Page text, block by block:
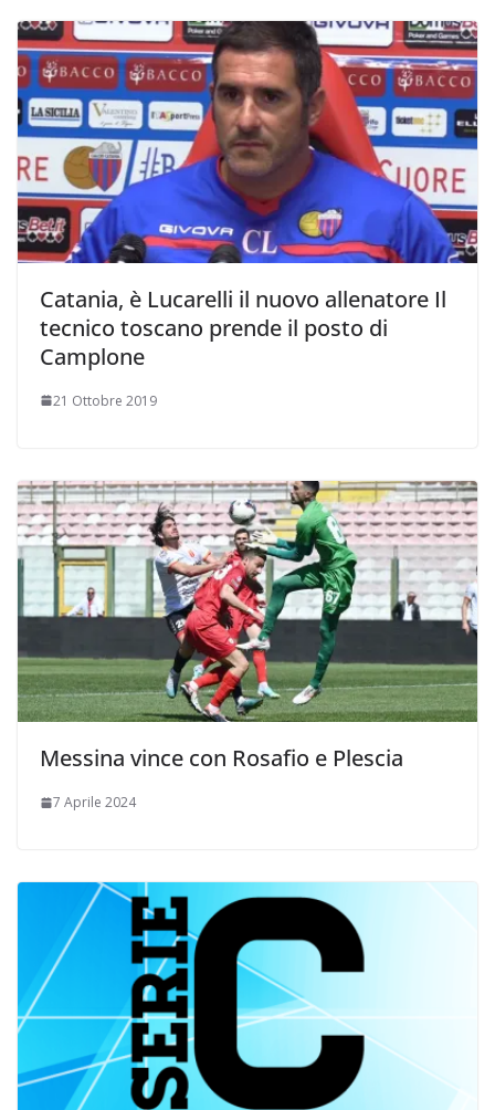
Catania, è Lucarelli il nuovo allenatore Il
tecnico toscano prende il posto di
Camplone
21 Ottobre 2019
Messina vince con Rosafio e Plescia
7 Aprile 2024